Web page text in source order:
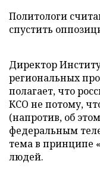
Политологи
спустить
Директор
региональных
полагает, что
КСО не потому,
(напротив, об
федеральным
тема в принципе
людей.